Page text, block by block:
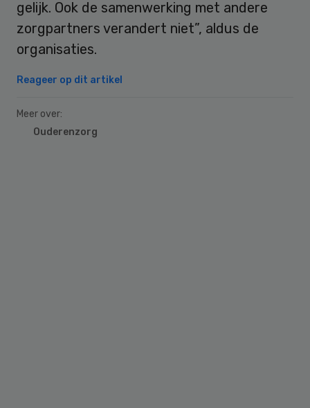
gelijk. Ook de samenwerking met andere
zorgpartners verandert niet”, aldus de
organisaties.
Reageer op dit artikel
Meer over:
Ouderenzorg